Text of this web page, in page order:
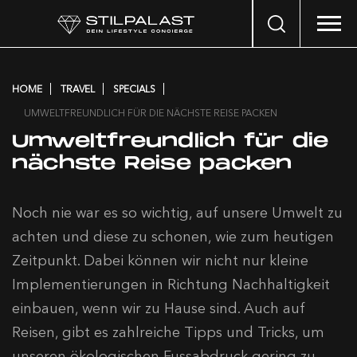
Search
HOME TRAVEL
SPECIALS
UMWELTFREUNDLICH FÜR DIE NÄCHSTE REISE PACKEN
Umweltfreundlich für die
nächste Reise packen
Noch nie war es so wichtig, auf unsere Umwelt zu
achten und diese zu schonen, wie zum heutigen
Zeitpunkt. Dabei können wir nicht nur kleine
Implementierungen in Richtung Nachhaltigkeit
einbauen, wenn wir zu Hause sind. Auch auf
Reisen, gibt es zahlreiche Tipps und Tricks, um